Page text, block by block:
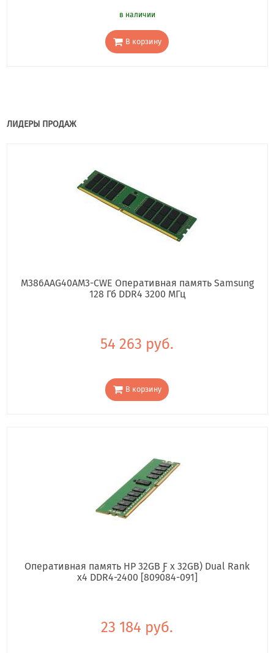
в наличии
В корзину
ЛИДЕРЫ ПРОДАЖ
M386AAG40AM3-CWE Оперативная память Samsung
128 Гб DDR4 3200 МГц
54 263 руб.
В корзину
Оперативная память HP 32GB Ƒ x 32GB) Dual Rank
x4 DDR4-2400 [809084-091]
23 184 руб.